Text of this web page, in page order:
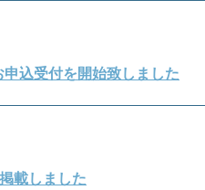
込受付を開始致しました
載しました